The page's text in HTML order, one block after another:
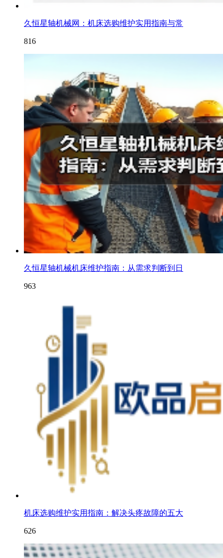
久恒星轴机械网：机床选购维护实用指南与常
816
久恒星轴机械机床维护指南：从需求判断到日
963
机床选购维护实用指南：解决头疼故障的五大
626